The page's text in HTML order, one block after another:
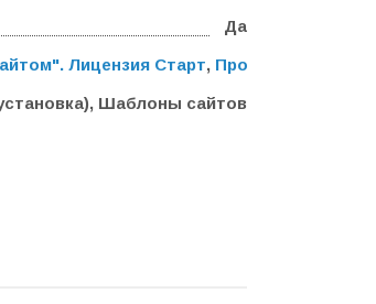
Да
Лицензия Старт, Программа для
Шаблоны сайтов